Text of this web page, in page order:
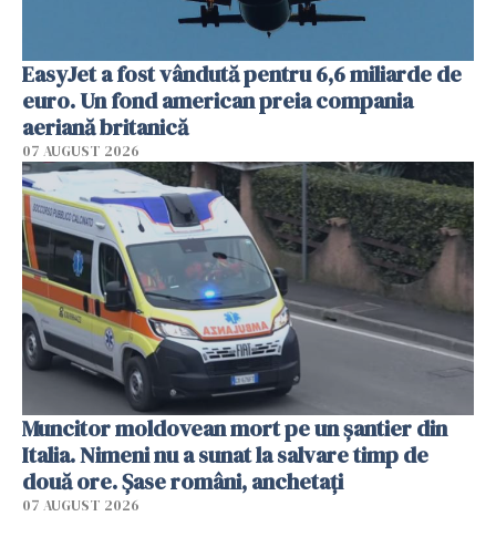
EasyJet a fost vândută pentru 6,6 miliarde de
euro. Un fond american preia compania
aeriană britanică
07 AUGUST 2026
Muncitor moldovean mort pe un șantier din
Italia. Nimeni nu a sunat la salvare timp de
două ore. Șase români, anchetați
07 AUGUST 2026